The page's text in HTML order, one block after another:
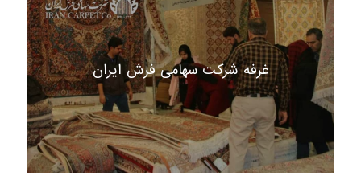
غرفه شرکت سهامی فرش ایران